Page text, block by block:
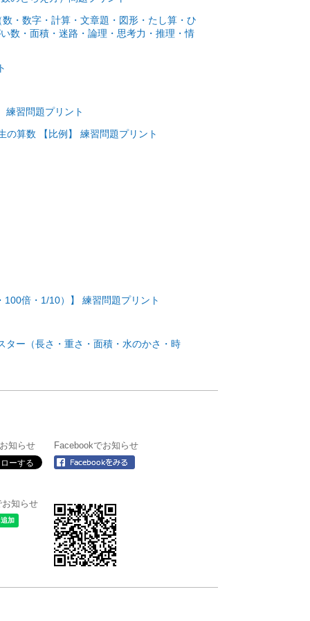
・数字・計算・文章題・図形・たし算・ひ
数・面積・迷路・論理・思考力・推理・情
練習問題プリント
の算数 【比例】 練習問題プリント
倍・1/10）】 練習問題プリント
ター（長さ・重さ・面積・水のかさ・時
知らせ Facebookでお知らせ
お知らせ